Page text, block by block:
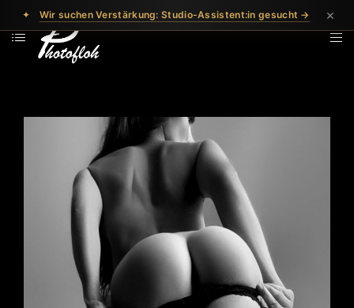
✦ Wir suchen Verstärkung: Studio-Assistent:in gesucht → ×